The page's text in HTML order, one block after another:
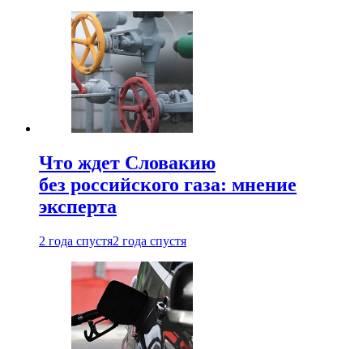
Что ждет Словакию
без российского газа: мнение
эксперта
2 года спустя2 года спустя